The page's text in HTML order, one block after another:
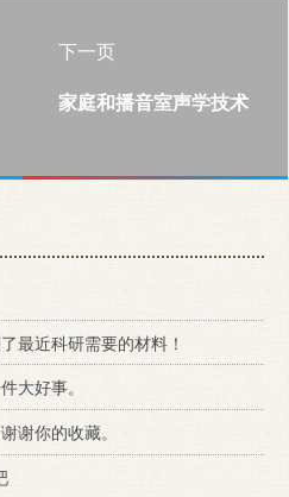
下一页
家庭和播音室声学技术
最近科研需要的材料！
大好事。
谢你的收藏。